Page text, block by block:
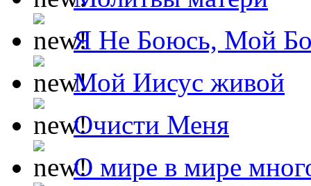
Я Не Боюсь, Мой
Мой Иисус живой
Очисти Меня
О мире в мире